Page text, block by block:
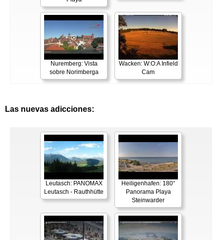
Nuremberg: Vista
sobre Norimberga
Wacken: W:O:A Infield
Cam
Las nuevas adicciones:
Leutasch: PANOMAX
Leutasch - Rauthhütte
Heiligenhafen: 180°
Panorama Playa
Steinwarder